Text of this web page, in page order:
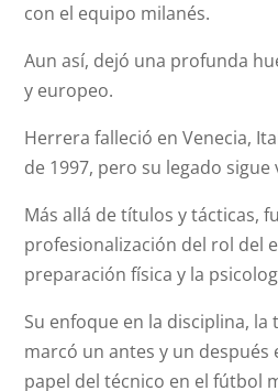
con el equipo milanés.
Aun así, dejó una profunda
y europeo.
Herrera falleció en Venecia,
de 1997, pero su legado sigue
Más allá de títulos y tácticas,
profesionalización del rol del
preparación física y la
Su enfoque en la disciplina,
marcó un antes y un después
papel del técnico en el fútbol